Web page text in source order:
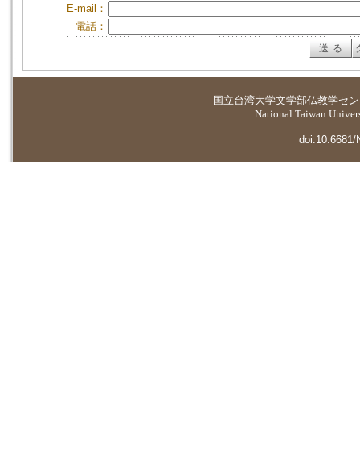
E-mail：
電話：
国立台湾大学文学部仏教学セ
National Taiwan
doi:10.6681/